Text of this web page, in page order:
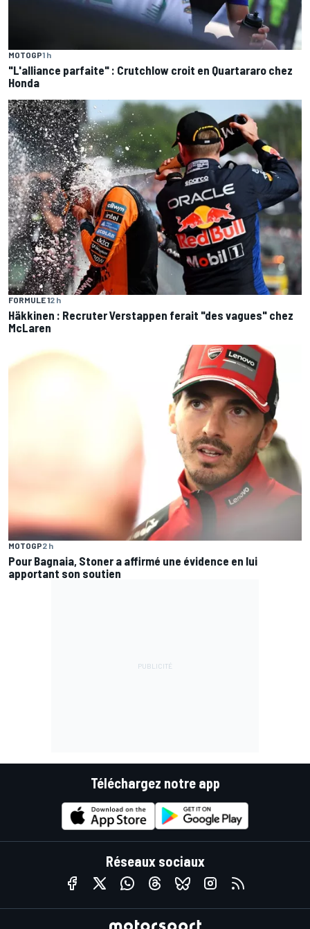
MOTOGP1 h
"L'alliance parfaite" : Crutchlow croit en Quartararo chez
Honda
FORMULE 12 h
Häkkinen : Recruter Verstappen ferait "des vagues" chez
McLaren
MOTOGP2 h
Pour Bagnaia, Stoner a affirmé une évidence en lui
apportant son soutien
Téléchargez notre app
Réseaux sociaux